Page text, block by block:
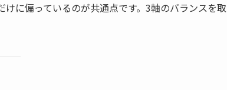
けに偏っているのが共通点です。3軸のバランスを取